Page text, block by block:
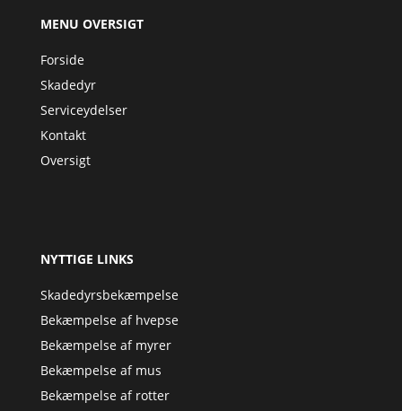
MENU OVERSIGT
Forside
Skadedyr
Serviceydelser
Kontakt
Oversigt
NYTTIGE LINKS
Skadedyrsbekæmpelse
Bekæmpelse af hvepse
Bekæmpelse af myrer
Bekæmpelse af mus
Bekæmpelse af rotter